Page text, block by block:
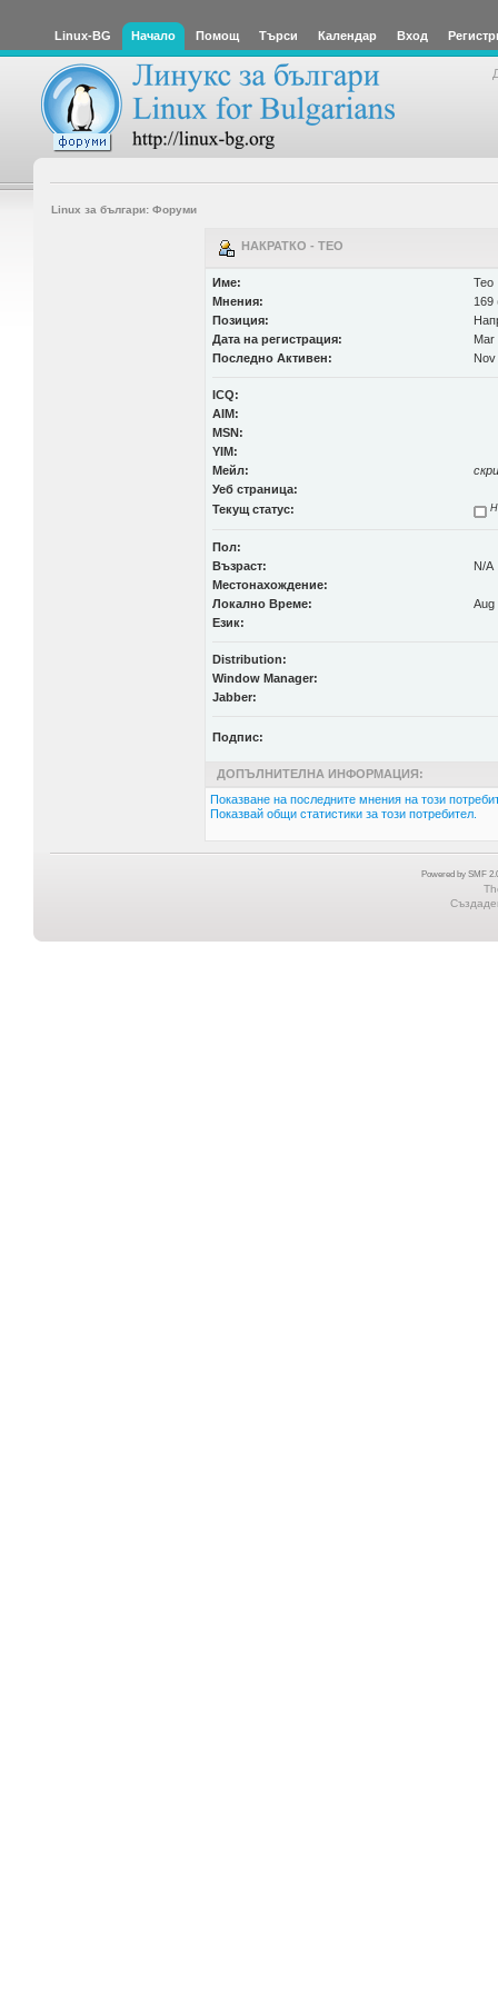
Linux-BG Начало Помощ Търси Календар Вход
Linux за българи: Форуми
НАКРАТКО - TEO
Име:
Teo
Мнения:
169
Позиция:
Дата на регистрация:
Mar
Последно Активен:
Nov
ICQ:
AIM:
MSN:
YIM:
Мейл:
Уеб страница:
Текущ статус:
Пол:
Възраст:
N/A
Местонахождение:
Локално Време:
Aug
Език:
Distribution:
Window Manager:
Jabber:
Подпис:
ДОПЪЛНИТЕЛНА ИНФОРМАЦИЯ:
Показване на последните мнения на този
Показвай общи статистики за този потребител.
Powered by SMF